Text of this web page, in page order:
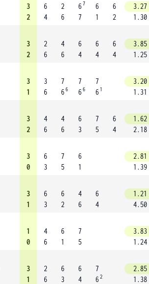
3
2
6
4
2
6
67
7
6
1
6
2
3.27
1.30
3
2
2
6
4
6
6
4
6
4
6
4
3.85
1.25
3
1
3
6
7
66
7
66
7
6 1
3.20
1.31
3
2
4
6
4
6
6
3
7
5
6
4
1.62
2.18
3
0
6
3
7
5
6
1
2.81
1.39
3
1
6
3
6
2
4
6
6
4
1.21
4.50
1
0
4
6
6
1
7
5
3.83
1.24
3
1
2
6
6
3
6
4
7
62
2.85
1.38